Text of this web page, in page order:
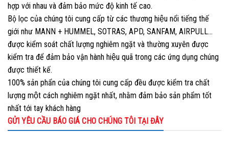
hợp với nhau và đảm bảo mức độ kinh tế cao.
Bộ lọc của chúng tôi cung cấp từ các thương hiệu nổi tiếng thế
giới như MANN + HUMMEL, SOTRAS, APD, SANFAM, AIRPULL…
được kiểm soát chất lượng nghiêm ngặt và thường xuyên được
kiểm tra để đảm bảo vận hành hiệu quã trong các ứng dụng chúng
được thiết kế.
100% sản phẩn của chúng tôi cung cấp đều được kiểm tra chất
lượng một cách nghiêm ngặt nhất, nhằm đảm bảo sản phẩm tốt
nhất tới tay khách hàng
GỬI YÊU CẦU BÁO GIÁ CHO CHÚNG TÔI TẠI ĐÂY